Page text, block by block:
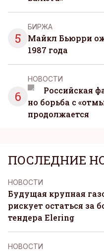
5
БИРЖА
Майкл Бьюрри
1987 года
6
НОВОСТИ
Российская
но борьба с
продолжается
ПОСЛЕДНИЕ
НОВОСТИ
Будущая крупная
рискует остаться за
тендера Elering
НОВОСТИ